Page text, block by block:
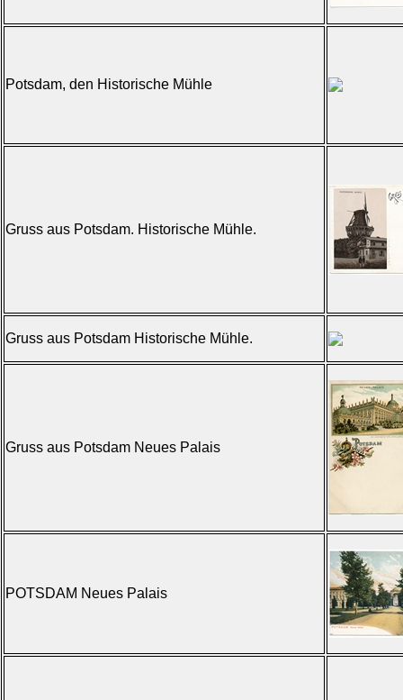
Potsdam, den Historische Mühle
Gruss aus Potsdam. Historische Mühle.
Gruss aus Potsdam Historische Mühle.
Gruss aus Potsdam Neues Palais
POTSDAM Neues Palais